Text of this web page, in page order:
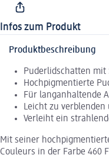
Infos zum Produkt
Produktbeschreibung
Puderlidschatten mit
Hochpigmentierte
Für langanhaltende
Leicht zu verblenden
Verleiht ein
Mit seiner
Couleurs in der Farbe 460